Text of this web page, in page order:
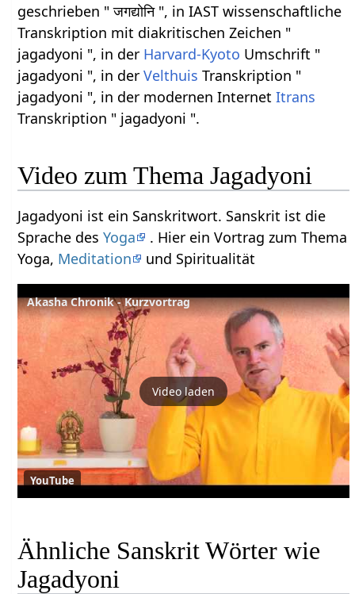
geschrieben " जगद्योनि ", in IAST wissenschaftliche
Transkription mit diakritischen Zeichen "
jagadyoni ", in der Harvard-Kyoto Umschrift "
jagadyoni ", in derVelthuis Transkription "
jagadyoni ", in der modernen InternetItrans
Transkription " jagadyoni ".
Video zum Thema Jagadyoni
Jagadyoni ist ein Sanskritwort. Sanskrit ist die
Sprache desYoga
. Hier ein Vortrag zum Thema
Yoga, Meditation und Spiritualität
Akasha Chronik - Kurzvortrag
Video laden
YouTube
Ähnliche Sanskrit Wörter wie
Jagadyoni